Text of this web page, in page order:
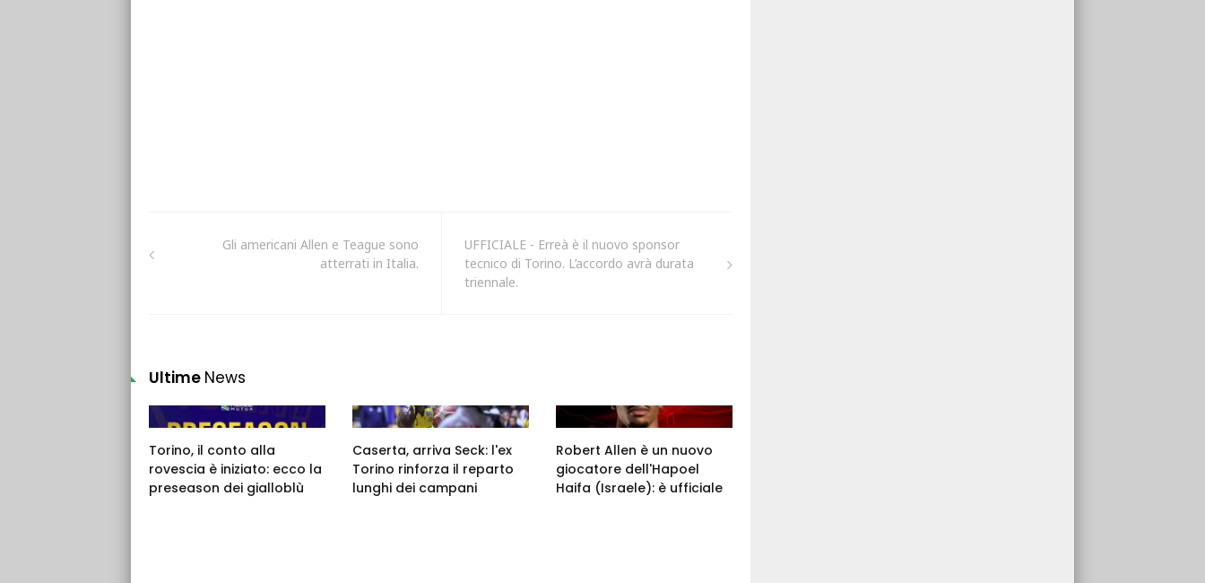
Gli americani Allen e Teague sono
atterrati in Italia.
UFFICIALE - Erreà è il nuovo sponsor
tecnico di Torino. L’accordo avrà durata
triennale.
Ultime News
Torino, il conto alla
rovescia è iniziato: ecco la
preseason dei gialloblù
Caserta, arriva Seck: l'ex
Torino rinforza il reparto
lunghi dei campani
Robert Allen è un nuovo
giocatore dell'Hapoel
Haifa (Israele): è ufficiale